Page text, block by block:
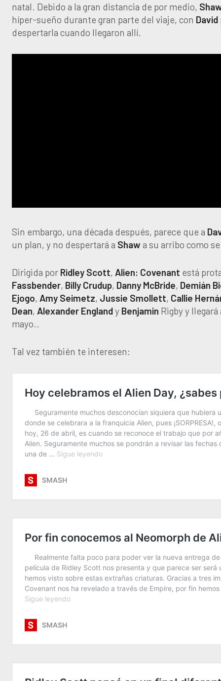
natal. Debido a la gran distancia de por medio,
híper-sueño durante gran parte del viaje, con David
despertarla cuando llegaron allí.
Sin embargo, una década después, parece que a
un plan, y no despertará a Shaw a su arribo como
Dirigida por Ridley Scott, Alien: Covenant está
Fassbender, Billy Crudup, Danny McBride, Demián
Ejogo, Amy Seimetz, Jussie Smollett, Callie
Dean, Alexander Englandy Benjamin Rigby y
mayo..
Tal vez también te interesen: